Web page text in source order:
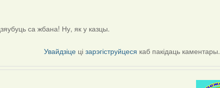
са жбана! Ну, як у казцы.
Увайдзіце цізарэгіструйцеся каб пакідаць каментары.